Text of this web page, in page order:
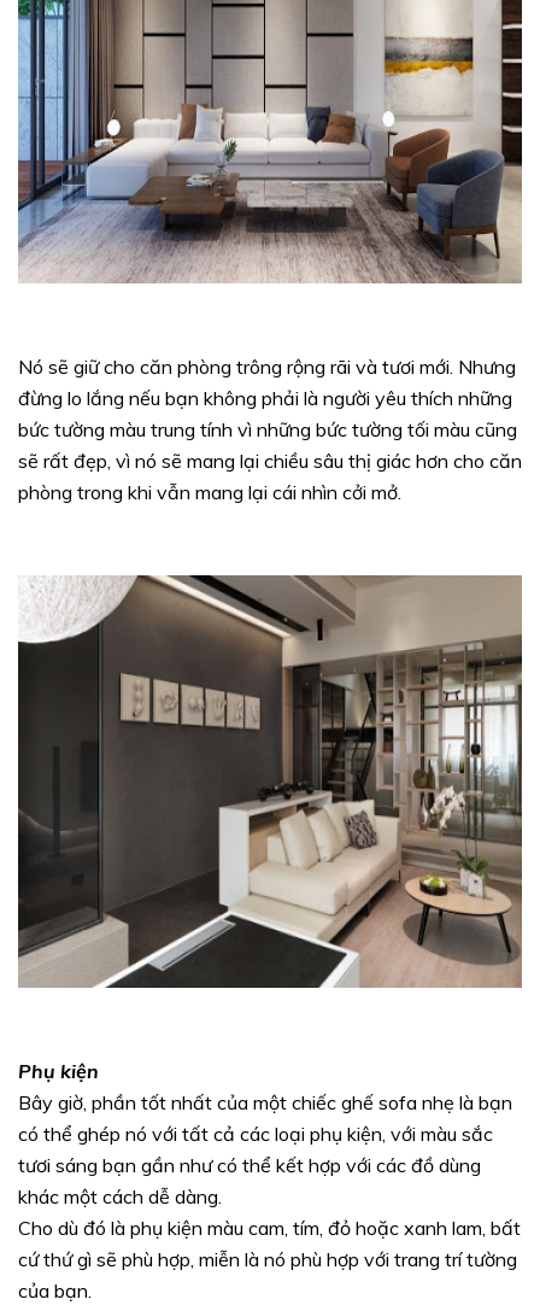
Nó sẽ giữ cho căn phòng trông rộng rãi và tươi mới. Nhưng
đừng lo lắng nếu bạn không phải là người yêu thích những
bức tường màu trung tính vì những bức tường tối màu cũng
sẽ rất đẹp, vì nó sẽ mang lại chiều sâu thị giác hơn cho căn
phòng trong khi vẫn mang lại cái nhìn cởi mở.
Phụ kiện
Bây giờ, phần tốt nhất của một chiếc ghế sofa nhẹ là bạn
có thể ghép nó với tất cả các loại phụ kiện, với màu sắc
tươi sáng bạn gần như có thể kết hợp với các đồ dùng
khác một cách dễ dàng.
Cho dù đó là phụ kiện màu cam, tím, đỏ hoặc xanh lam, bất
cứ thứ gì sẽ phù hợp, miễn là nó phù hợp với trang trí tường
của bạn.